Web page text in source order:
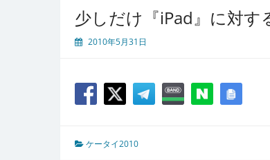
少しだけ『iPad』に対す
2010年5月31日
ケータイ2010